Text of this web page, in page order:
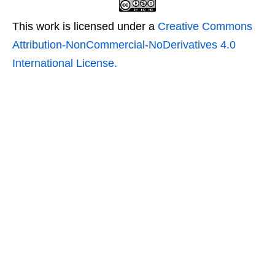
This work is licensed under a Creative Commons
Attribution-NonCommercial-NoDerivatives 4.0
International License.